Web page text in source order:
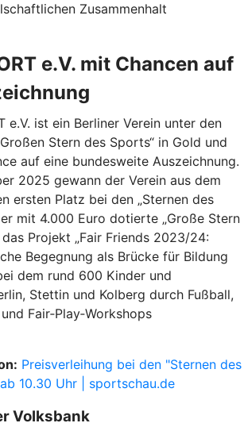
Zusammenhalt
e.V. mit Chancen auf
e.V. ist ein Berliner Verein unter den
Stern des Sports“ in Gold und
auf eine bundesweite Auszeichnung.
2025 gewann der Verein aus dem
ersten Platz bei den „Sternen des
mit 4.000 Euro dotierte „Große Stern
Projekt „Fair Friends 2023/24:
Begegnung als Brücke für Bildung
dem rund 600 Kinder und
Stettin und Kolberg durch Fußball,
Fair‑Play‑Workshops
Preisverleihung bei den "Sternen des
10.30 Uhr | sportschau.de
Volksbank